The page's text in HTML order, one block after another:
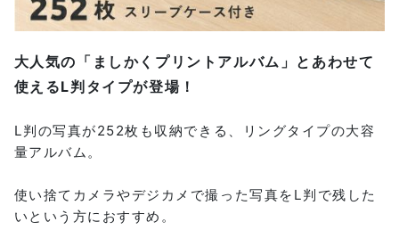
大人気の「ましかくプリントアルバム」とあわせて
使えるL判タイプが登場！
L判の写真が252枚も収納できる、リングタイプの大容
量アルバム。
使い捨てカメラやデジカメで撮った写真をL判で残した
いという方におすすめ。